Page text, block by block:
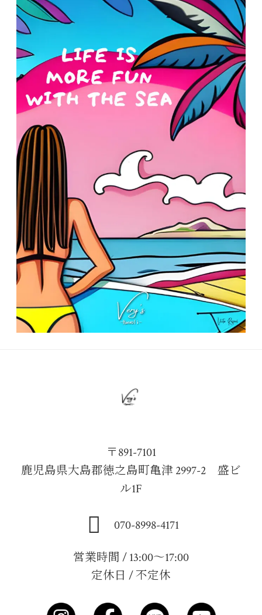
〒891-7101
鹿児島県大島郡徳之島町亀津 2997-2 盛ビ
ル1F
070-8998-4171
営業時間 / 13:00～17:00
定休日 / 不定休